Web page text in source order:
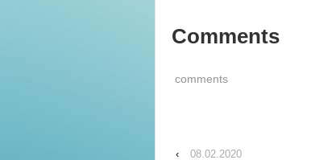
Comments
comments
‹ 08.02.2020